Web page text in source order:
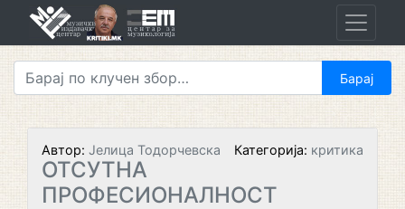
Автор: Јелица Тодорчевска Категорија: критика
ОТСУТНА
ПРОФЕСИОНАЛНОСТ